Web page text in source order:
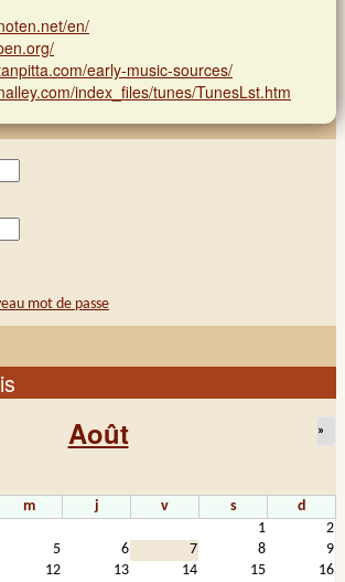
en/
early-music-sources/
index_files/tunes/TunesLst.htm
mot de passe
Août »
m j v s
d
1
2
5 6 7 8
9
12 13 14 15
16